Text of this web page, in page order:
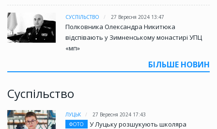
СУСПІЛЬСТВО 27 Вересня 2024 13:47
Полковника Олександра Никитюка
відспівають у Зимненському монастирі УПЦ
«мп»
БІЛЬШЕ НОВИН
Суспільство
ЛУЦЬК
27 Вересня 2024 17:43
ФОТО
У Луцьку розшукують школяра